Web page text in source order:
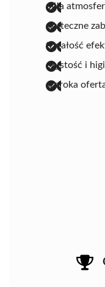
miła
skuteczne
trwałość
czystość i
szeroka